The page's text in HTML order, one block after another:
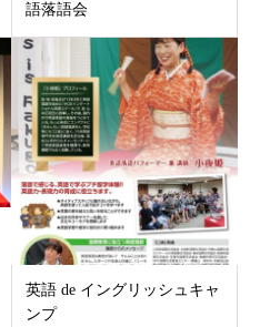
語落語会
英語 de イングリッシュキャ
ンプ